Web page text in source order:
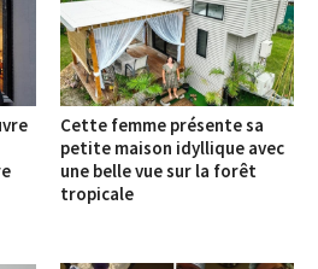
Cette femme présente sa
petite maison idyllique avec
une belle vue sur la forêt
tropicale